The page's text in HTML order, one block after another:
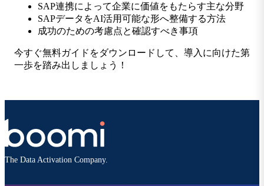
SAP連携によって企業に価値をもたらす主な分野
SAPデータをAI活用可能な形へ整備する方法
成功のための考慮点と確認すべき事項
今すぐ無料ガイドをダウンロードして、導入に向けた第
一歩を踏み出しましょう！
The Data Activation Company.